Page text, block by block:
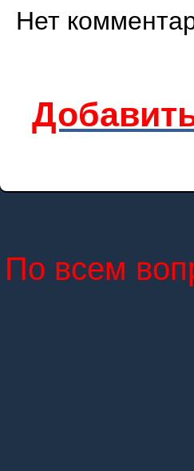
Нет
По всем